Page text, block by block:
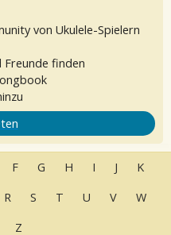
von Ukulele-Spielern
finden
F G H I J
K
R S T U V
W
Z